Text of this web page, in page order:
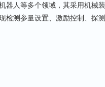
器人等多个领域，其采用机械
检测参量设置、激励控制、探